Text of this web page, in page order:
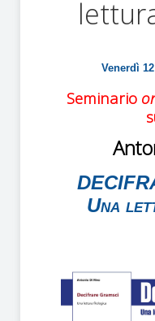
Venerdì
Seminario
Una